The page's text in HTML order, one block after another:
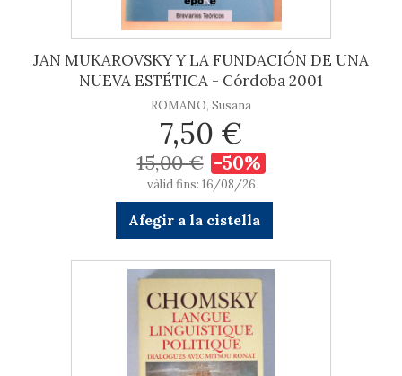
JAN MUKAROVSKY Y LA FUNDACIÓN DE UNA
NUEVA ESTÉTICA - Córdoba 2001
ROMANO, Susana
7,50 €
15,00 € -50%
vàlid fins: 16/08/26
Afegir a la cistella